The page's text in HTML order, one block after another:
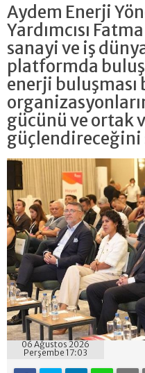
Aydem Enerji
Yardımcısı
sanayi ve iş
platformda
enerji buluşması
gücünü ve ortak
güçlendireceğini
06 Ağustos 2026
Perşembe 17:03